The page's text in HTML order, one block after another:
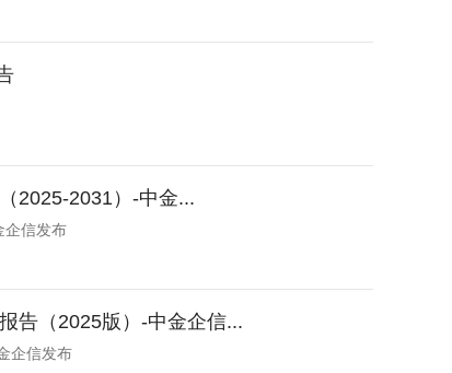
2025-2031）-中金...
企信发布
告（2025版）-中金企信...
企信发布